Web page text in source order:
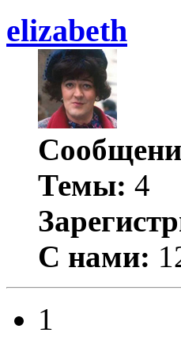
elizabeth
Темы: 4
С нами:
1